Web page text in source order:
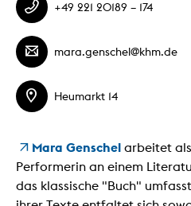
+49 221 20189 – 174
mara.genschel@khm.de
Heumarkt 14
Mara Genschel arbeitet
Performerin an einem
das klassische "Buch"